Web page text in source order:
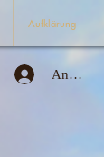
Aufklärung
Anmelden